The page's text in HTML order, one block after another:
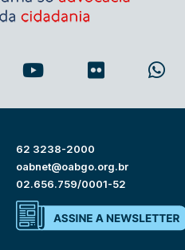
62 3238-2000
oabnet@oabgo.org.br
02.656.759/0001-52